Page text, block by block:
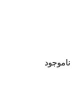
ناموجود